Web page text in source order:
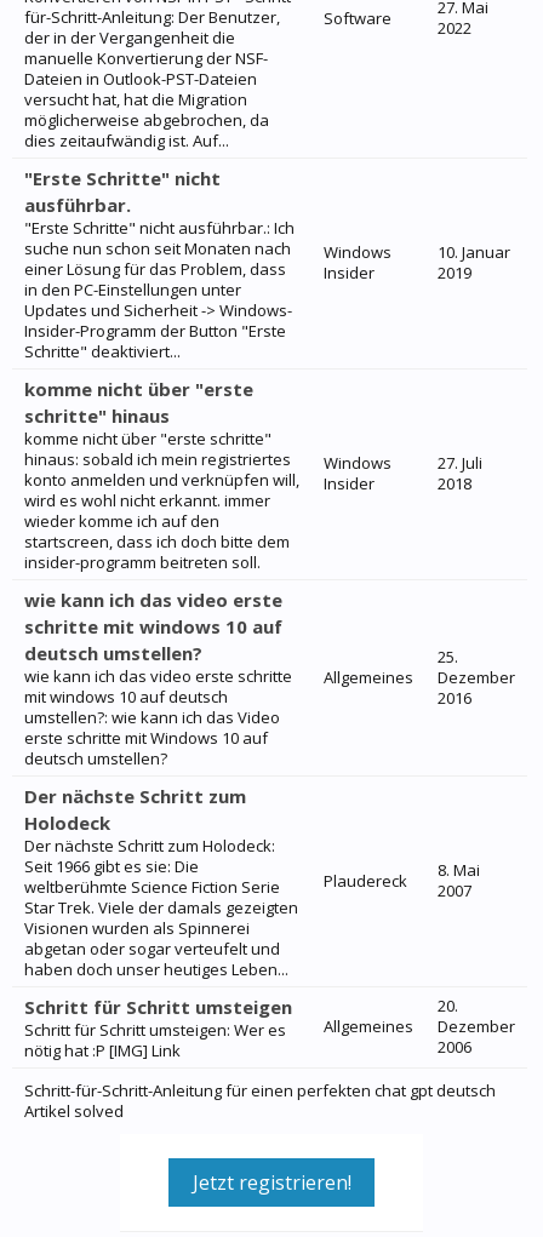
für-Schritt-Anleitung: Der Benutzer,
der in der Vergangenheit die
manuelle Konvertierung der NSF-
Dateien in Outlook-PST-Dateien
versucht hat, hat die Migration
möglicherweise abgebrochen, da
dies zeitaufwändig ist. Auf...
Software
27. Mai
2022
"Erste Schritte" nicht
ausführbar.
"Erste Schritte" nicht ausführbar.: Ich
suche nun schon seit Monaten nach
einer Lösung für das Problem, dass
in den PC-Einstellungen unter
Updates und Sicherheit -> Windows-
Insider-Programm der Button "Erste
Schritte" deaktiviert...
Windows
Insider
10. Januar
2019
komme nicht über "erste
schritte" hinaus
komme nicht über "erste schritte"
hinaus: sobald ich mein registriertes
konto anmelden und verknüpfen will,
wird es wohl nicht erkannt. immer
wieder komme ich auf den
startscreen, dass ich doch bitte dem
insider-programm beitreten soll.
Windows
Insider
27. Juli
2018
wie kann ich das video erste
schritte mit windows 10 auf
deutsch umstellen?
wie kann ich das video erste schritte
mit windows 10 auf deutsch
umstellen?: wie kann ich das Video
erste schritte mit Windows 10 auf
deutsch umstellen?
Allgemeines
25.
Dezember
2016
Der nächste Schritt zum
Holodeck
Der nächste Schritt zum Holodeck:
Seit 1966 gibt es sie: Die
weltberühmte Science Fiction Serie
Star Trek. Viele der damals gezeigten
Visionen wurden als Spinnerei
abgetan oder sogar verteufelt und
haben doch unser heutiges Leben...
Plaudereck
8. Mai
2007
Schritt für Schritt umsteigen
Schritt für Schritt umsteigen: Wer es
nötig hat :P [IMG] Link
Allgemeines
20.
Dezember
2006
Schritt-für-Schritt-Anleitung für einen perfekten chat gpt deutsch
Artikel solved
Jetzt registrieren!